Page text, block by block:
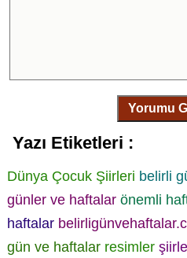
Yorumu
Yazı Etiketleri :
Dünya Çocuk Şiirleri belirli
günler ve haftalar önemli
haftalar
gün ve haftalar resimler